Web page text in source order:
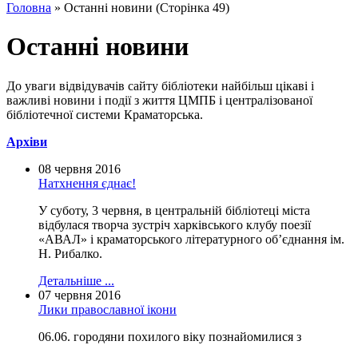
Головна » Останнi новини (Сторінка 49)
Останнi новини
До уваги вiдвiдувачiв сайту бiблiотеки найбiльш цiкавi i
важливi новини i подiї з життя ЦМПБ i централiзованої
бiблiотечної системи Краматорська.
Архiви
08 червня 2016
Натхнення єднає!
У суботу, 3 червня, в центральній бібліотеці міста
відбулася творча зустріч харківського клубу поезії
«АВАЛ» і краматорського літературного об’єднання ім.
Н. Рибалко.
Детальніше ...
07 червня 2016
Лики православної ікони
06.06. городяни похилого віку познайомилися з